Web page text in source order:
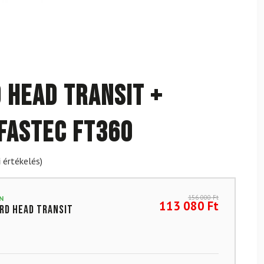
Transit +
FT360
HEAD Transit
156 000Ft
113 080 Ft